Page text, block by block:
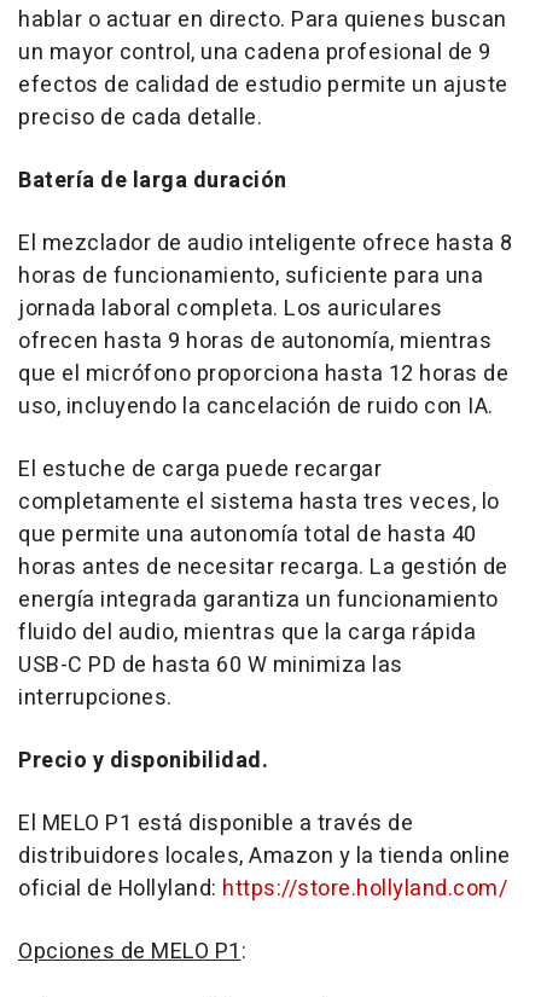
hablar o actuar en directo. Para quienes buscan
un mayor control, una cadena profesional de 9
efectos de calidad de estudio permite un ajuste
preciso de cada detalle.
Batería de larga duración
El mezclador de audio inteligente ofrece hasta 8
horas de funcionamiento, suficiente para una
jornada laboral completa. Los auriculares
ofrecen hasta 9 horas de autonomía, mientras
que el micrófono proporciona hasta 12 horas de
uso, incluyendo la cancelación de ruido con IA.
El estuche de carga puede recargar
completamente el sistema hasta tres veces, lo
que permite una autonomía total de hasta 40
horas antes de necesitar recarga. La gestión de
energía integrada garantiza un funcionamiento
fluido del audio, mientras que la carga rápida
USB-C PD de hasta 60 W minimiza las
interrupciones.
Precio y disponibilidad.
El MELO P1 está disponible a través de
distribuidores locales, Amazon y la tienda online
oficial de Hollyland: https://store.hollyland.com/
Opciones de MELO P1: